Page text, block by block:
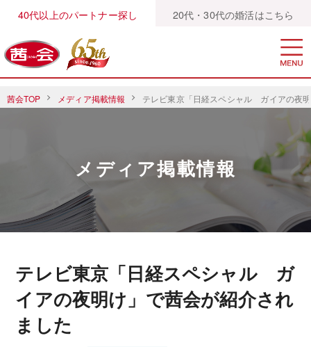
40代以上のパートナー探し 20代・30代の婚活はこちら
茜会TOP メディア掲載情報 テレビ東京「日経スペシャル ガイアの夜
メディア掲載情報
テレビ東京「日経スペシャル ガ
イアの夜明け」で茜会が紹介され
ました